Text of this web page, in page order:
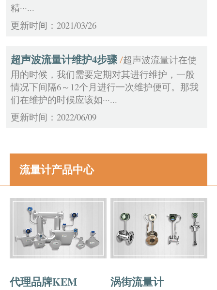
精···...
更新时间：2021/03/26
超声波流量计维护4步骤 /超声波流量计在使
用的时候，我们需要定期对其进行维护，一般
情况下间隔6～12个月进行一次维护便可。那我
们在维护的时候应该如···...
更新时间：2022/06/09
流量计产品中心
代理品牌KEM 涡街流量计